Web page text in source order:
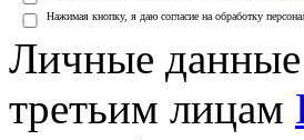
Нажимая кнопку, я даю согласие на обработку
Личные данные
третьим лицам